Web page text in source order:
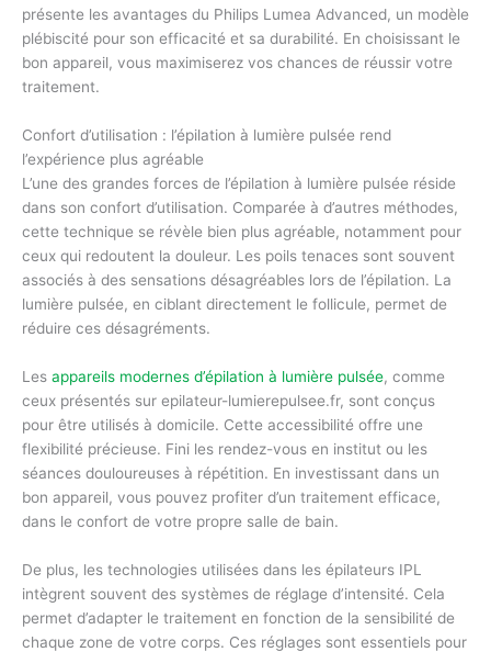
présente les avantages du Philips Lumea Advanced, un modèle
plébiscité pour son efficacité et sa durabilité. En choisissant le
bon appareil, vous maximiserez vos chances de réussir votre
traitement.
Confort d’utilisation : l’épilation à lumière pulsée rend
l’expérience plus agréable
L’une des grandes forces de l’épilation à lumière pulsée réside
dans son confort d’utilisation. Comparée à d’autres méthodes,
cette technique se révèle bien plus agréable, notamment pour
ceux qui redoutent la douleur. Les poils tenaces sont souvent
associés à des sensations désagréables lors de l’épilation. La
lumière pulsée, en ciblant directement le follicule, permet de
réduire ces désagréments.
Les appareils modernes d’épilation à lumière pulsée, comme
ceux présentés sur epilateur-lumierepulsee.fr, sont conçus
pour être utilisés à domicile. Cette accessibilité offre une
flexibilité précieuse. Fini les rendez-vous en institut ou les
séances douloureuses à répétition. En investissant dans un
bon appareil, vous pouvez profiter d’un traitement efficace,
dans le confort de votre propre salle de bain.
De plus, les technologies utilisées dans les épilateurs IPL
intègrent souvent des systèmes de réglage d’intensité. Cela
permet d’adapter le traitement en fonction de la sensibilité de
chaque zone de votre corps. Ces réglages sont essentiels pour